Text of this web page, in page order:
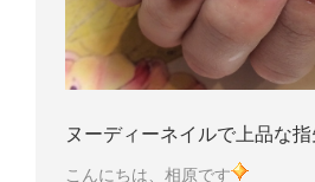
ヌーディーネイルで上品な指
こんにちは、相原です